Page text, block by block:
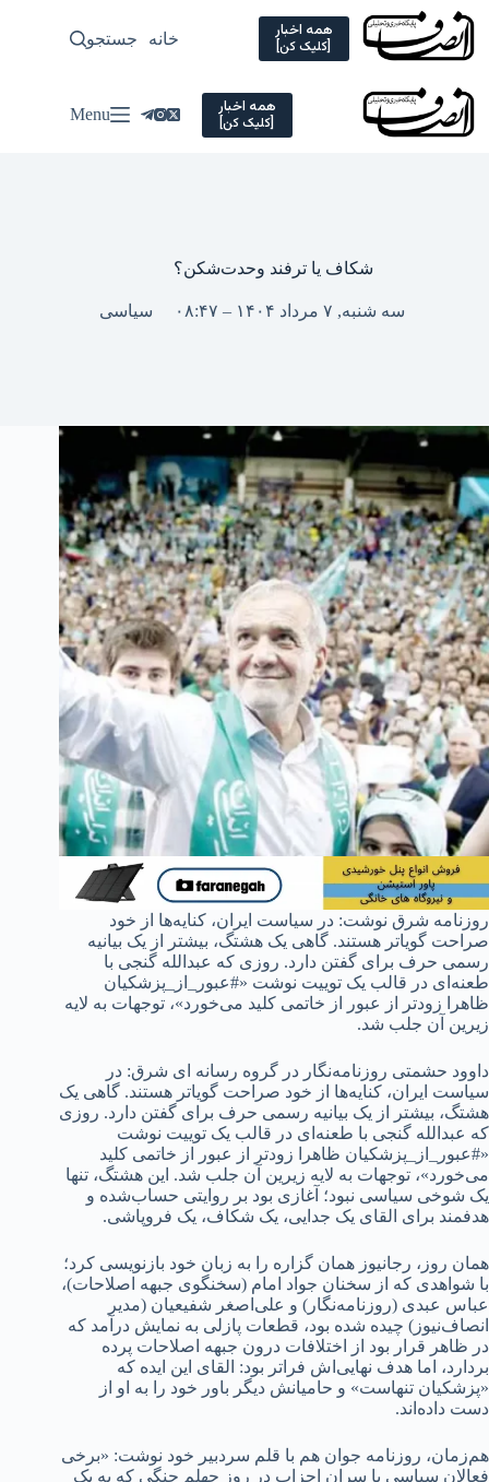
Skip
content
همه اخبار
[کلیک کن] خانه سیاسی
جستجو
همه اخبار
[کلیک کن] Menu
شکاف یا ترفند وحدت‌شکن؟
سه شنبه, ۷ مرداد ۱۴۰۴ – ۰۸:۴۷ سیاسی
روزنامه شرق نوشت: در سیاست ایران، کنایه‌ها از خود
صراحت گویا‌تر هستند. گاهی یک هشتگ، بیشتر از یک بیانیه
رسمی حرف برای گفتن دارد. روزی که عبدالله گنجی با
طعنه‌ای در قالب یک توییت نوشت «#عبور_از_پزشکیان
ظاهرا زودتر از عبور از خاتمی کلید می‌خورد»، توجهات به لایه
زیرین آن جلب شد.
داوود حشمتی روزنامه‌نگار در گروه رسانه ای شرق: در
سیاست ایران، کنایه‌ها از خود صراحت گویا‌تر هستند. گاهی یک
هشتگ، بیشتر از یک بیانیه رسمی حرف برای گفتن دارد. روزی
که عبدالله گنجی با طعنه‌ای در قالب یک توییت نوشت
«#عبور_از_پزشکیان ظاهرا زودتر از عبور از خاتمی کلید
می‌خورد»، توجهات به لایه زیرین آن جلب شد. این هشتگ، تنها
یک شوخی سیاسی نبود؛ آغازی بود بر روایتی حساب‌شده و
هدفمند برای القای یک جدایی، یک شکاف، یک فروپاشی.
همان روز، رجانیوز همان گزاره را به زبان خود بازنویسی کرد؛
با شواهدی که از سخنان جواد امام (سخنگوی جبهه اصلاحات)،
عباس عبدی (روزنامه‌نگار) و علی‌اصغر شفیعیان (مدیر
انصاف‌نیوز) چیده شده بود، قطعات پازلی به نمایش درآمد که
در ظاهر قرار بود از اختلافات درون جبهه اصلاحات پرده
بردارد، اما هدف نهایی‌اش فراتر بود: القای این ایده که
«پزشکیان تنهاست» و حامیانش دیگر باور خود را به او از
دست داده‌اند.
هم‌زمان، روزنامه جوان هم با قلم سردبیر خود نوشت: «برخی
فعالان سیاسی یا سران احزاب در روز چهلم جنگی که به یک